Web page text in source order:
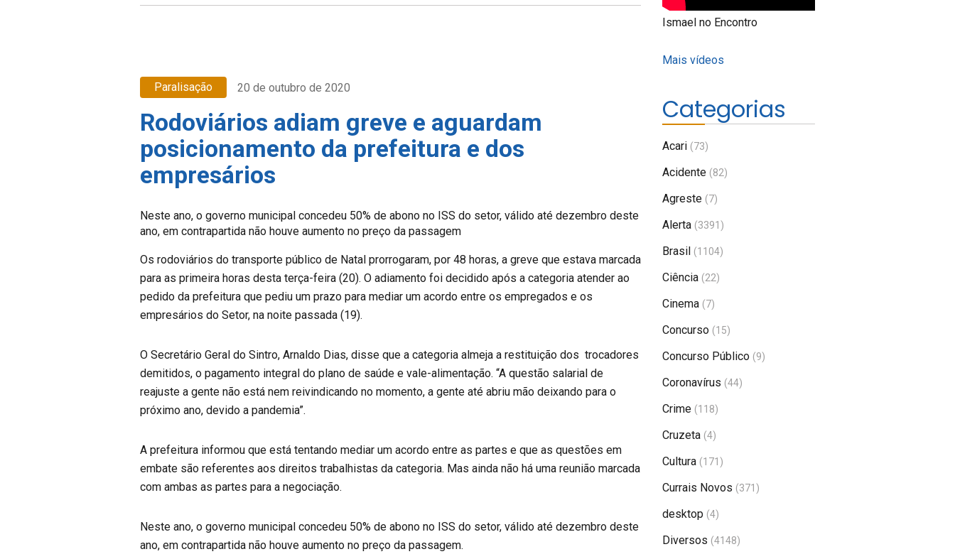
Paralisação 20 de outubro de 2020
Rodoviários adiam greve e aguardam
posicionamento da prefeitura e dos
empresários
Neste ano, o governo municipal concedeu 50% de abono no ISS do setor, válido até dezembro deste
ano, em contrapartida não houve aumento no preço da passagem
Os rodoviários do transporte público de Natal prorrogaram, por 48 horas, a greve que estava marcada
para as primeira horas desta terça-feira (20). O adiamento foi decidido após a categoria atender ao
pedido da prefeitura que pediu um prazo para mediar um acordo entre os empregados e os
empresários do Setor, na noite passada (19).
O Secretário Geral do Sintro, Arnaldo Dias, disse que a categoria almeja a restituição dos trocadores
demitidos, o pagamento integral do plano de saúde e vale-alimentação. “A questão salarial de
reajuste a gente não está nem reivindicando no momento, a gente até abriu mão deixando para o
próximo ano, devido a pandemia”.
A prefeitura informou que está tentando mediar um acordo entre as partes e que as questões em
embate são referentes aos direitos trabalhistas da categoria. Mas ainda não há uma reunião marcada
com ambas as partes para a negociação.
Neste ano, o governo municipal concedeu 50% de abono no ISS do setor, válido até dezembro deste
ano, em contrapartida não houve aumento no preço da passagem.
Ismael no Encontro
Mais vídeos
Categorias
Acari (73)
Acidente (82)
Agreste (7)
Alerta (3391)
Brasil (1104)
Ciência (22)
Cinema (7)
Concurso (15)
Concurso Público (9)
Coronavírus (44)
Crime (118)
Cruzeta (4)
Cultura (171)
Currais Novos (371)
desktop (4)
Diversos (4148)